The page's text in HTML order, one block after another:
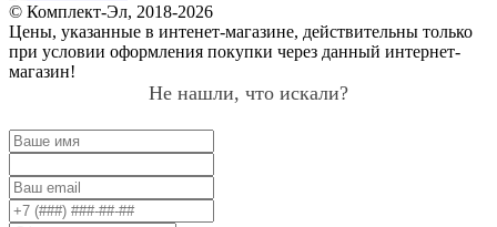
© Комплект-Эл, 2018-2026
Цены, указанные в интенет-магазине, действительны только
при условии оформления покупки через данный интернет-
магазин!
Не нашли, что искали?